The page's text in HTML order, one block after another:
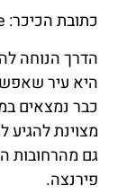
כתובת הכיכר: Piazza del Duomo, 50122 Firenze
הדרך הנוחה
היא עיר
כבר נמצאים
מצוינת להגיע
גם מהרחובות
פירנצה.